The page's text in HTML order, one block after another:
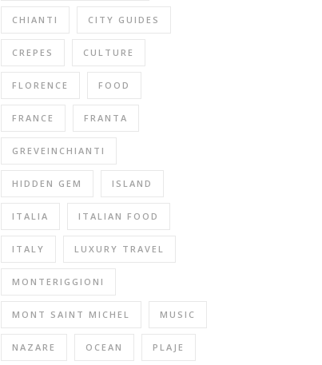
CHIANTI CITY GUIDES
CREPES CULTURE
FLORENCE FOOD
FRANCE FRANTA
GREVEINCHIANTI
HIDDEN GEM ISLAND
ITALIA ITALIAN FOOD
ITALY LUXURY TRAVEL
MONTERIGGIONI
MONT SAINT MICHEL MUSIC
NAZARE OCEAN PLAJE